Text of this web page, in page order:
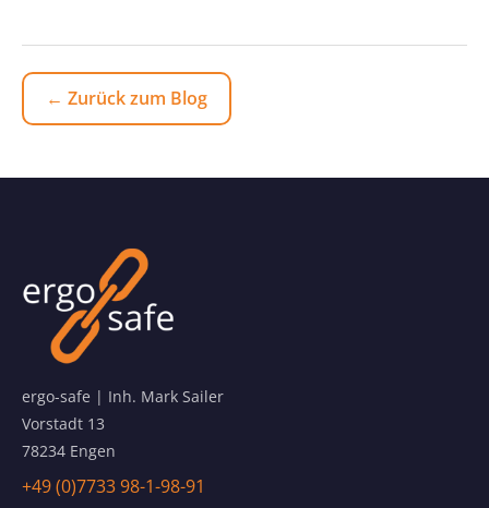
← Zurück zum Blog
ergo-safe | Inh. Mark Sailer
Vorstadt 13
78234 Engen
+49 (0)7733 98-1-98-91